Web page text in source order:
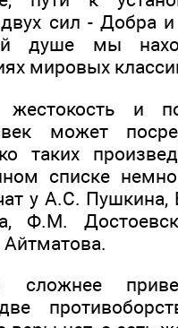
сил - Добра
душе мы
мировых
жестокость и
может
таких
списке
у А.С. Пушкина,
Ф.М.
сложнее